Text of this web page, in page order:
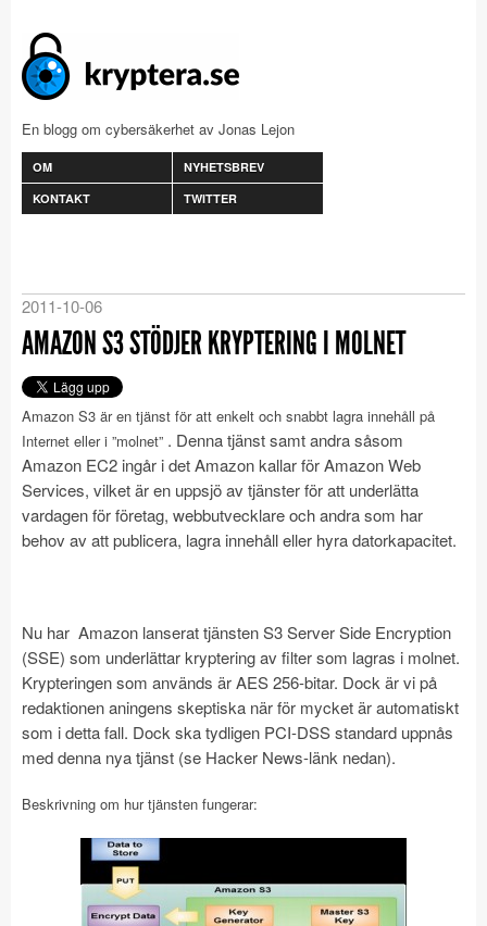
En blogg om cybersäkerhet av Jonas Lejon
OM
NYHETSBREV
KONTAKT
TWITTER
2011-10-06
AMAZON S3 STÖDJER KRYPTERING I MOLNET
Amazon S3 är en tjänst för att enkelt och snabbt lagra innehåll på
Internet eller i ”molnet” . Denna tjänst samt andra såsom
Amazon EC2 ingår i det Amazon kallar för Amazon Web
Services, vilket är en uppsjö av tjänster för att underlätta
vardagen för företag, webbutvecklare och andra som har
behov av att publicera, lagra innehåll eller hyra datorkapacitet.
Nu har Amazon lanserat tjänsten S3 Server Side Encryption
(SSE) som underlättar kryptering av filter som lagras i molnet.
Krypteringen som används är AES 256-bitar. Dock är vi på
redaktionen aningens skeptiska när för mycket är automatiskt
som i detta fall. Dock ska tydligen PCI-DSS standard uppnås
med denna nya tjänst (se Hacker News-länk nedan).
Beskrivning om hur tjänsten fungerar: